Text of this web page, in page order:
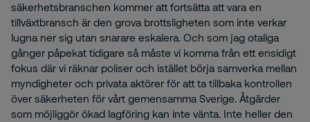
säkerhetsbranschen kommer att fortsätta att vara en
tillväxtbransch är den grova brottsligheten som inte verkar
lugna ner sig utan snarare eskalera. Och som jag otaliga
gånger påpekat tidigare så måste vi komma från ett ensidigt
fokus där vi räknar poliser och istället börja samverka mellan
myndigheter och privata aktörer för att ta tillbaka kontrollen
över säkerheten för vårt gemensamma Sverige. Åtgärder
som möjliggör ökad lagföring kan inte vänta. Inte heller den